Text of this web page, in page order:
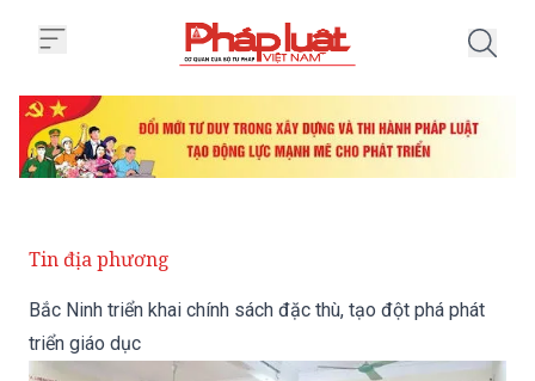
Tin địa phương
Bắc Ninh triển khai chính sách đặc thù, tạo đột phá phát
triển giáo dục